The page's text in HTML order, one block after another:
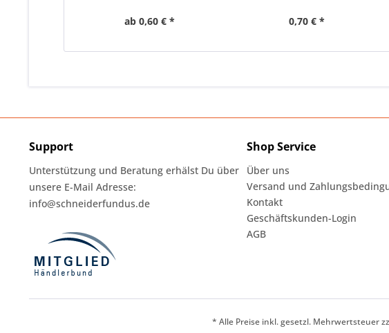
ab 0,60 € * 0,70 € *
Support
Unterstützung und Beratung erhälst Du über
unsere E-Mail Adresse:
info@schneiderfundus.de
Shop Service
Über uns
Versand und
Kontakt
Geschäftskunden-Login
AGB
* Alle Preise inkl. gesetzl. Mehrwertsteuer